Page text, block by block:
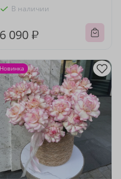
В наличии
6 090 ₽
Новинка